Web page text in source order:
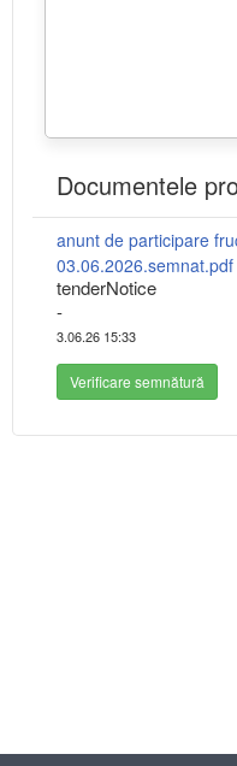
Documentele
anunt de participare
03.06.2026.semnat.pdf
tenderNotice
-
3.06.26 15:33
Verificare semnătură